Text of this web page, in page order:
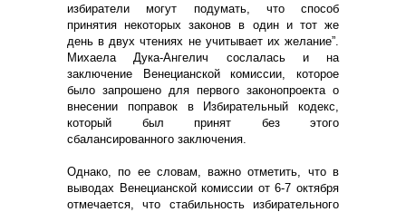
избиратели могут подумать, что способ
принятия некоторых законов в один и тот же
день в двух чтениях не учитывает их желание”.
Михаела Дука-Ангелич сослалась и на
заключение Венецианской комиссии, которое
было запрошено для первого законопроекта о
внесении поправок в Избирательный кодекс,
который был принят без этого
сбалансированного заключения.
Однако, по ее словам, важно отметить, что в
выводах Венецианской комиссии от 6-7 октября
отмечается, что стабильность избирательного